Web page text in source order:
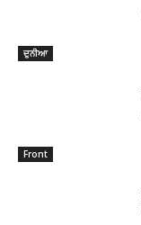
ਦੁਨੀਆ
Front